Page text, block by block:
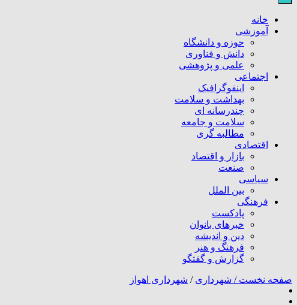
خانه
آموزشی
حوزه و دانشگاه
دانش و فناوری
علمی و پژوهشی
اجتماعی
اینفوگرافیک
بهداشت و سلامت
چندرسانه ای
سلامت و جامعه
مطالبه گری
اقتصادی
بازار و اقتصاد
صنعت
سیاسی
بین الملل
فرهنگی
پادکست
خبرهای بانوان
دین و اندیشه
فرهنگ و هنر
گزارش و گفتگو
صفحه نخست / شهرداری / شهرداری اهواز